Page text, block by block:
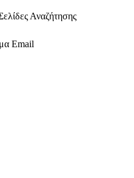
Αναζήτησης
Email